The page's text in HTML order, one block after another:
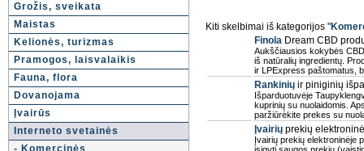
Grožis, sveikata
Maistas
Kelionės, turizmas
Pramogos, laisvalaikis
Fauna, flora
Dovanojama
Įvairūs
Interneto svetainės
- Komercinės
Kiti skelbimai iš kategorijos "
Finola Dream CBD
Aukščiausios kokybės
iš natūralių ingredientų.
ir LPExpress paštomatus,
Rankinių ir piniginių
Išparduotuvėje
kuprinių su nuolaidomis.
paržiūrėkite prekes su
Įvairių prekių
Įvairių prekių elektroninėje